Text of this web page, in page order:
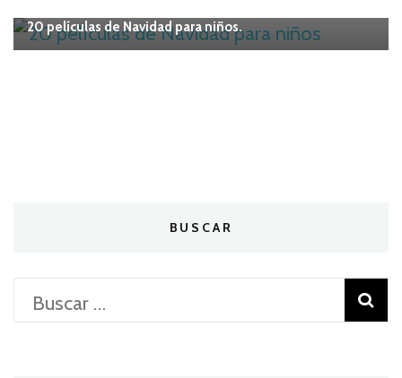
20 películas de Navidad para niños.
BUSCAR
Buscar: